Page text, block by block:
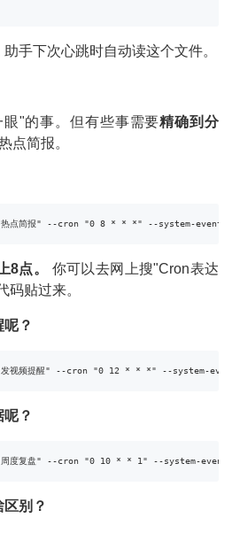
手下次心跳时自动读这个文件。
"的事。但有些事需要精确到分
点简报。
点简报" --cron "0 8 * * *" --system-event "整理
8点。
你可以去网上搜"Cron表达
码贴过来。
？
频提醒" --cron "0 12 * * *" --system-event "提
？
复盘" --cron "0 10 * * 1" --system-event "整理上
别？